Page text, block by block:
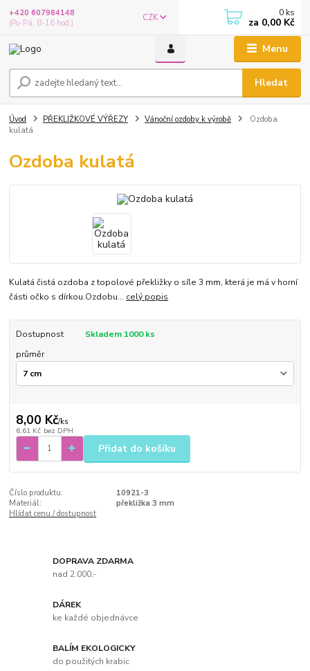
Menu
CZK
Hledat
+420 607984148
(Po-Pá, 8-16 hod.)
0 ks
za 0,00 Kč
Úvod PŘEKLIŽKOVÉ VÝŘEZY Vánoční ozdoby k výrobě
Ozdoba
kulatá
Ozdoba kulatá
Kulatá čistá ozdoba z topolové překližky o síle 3 mm, která je má v horní
části očko s dírkou.Ozdobu... celý popis
Dostupnost
Skladem 1000 ks
průměr
8,00 Kč/ks
6,61 Kč bez DPH
Přidat do košíku
Číslo produktu:
10921-3
Materiál:
překližka 3 mm
Hlídat cenu / dostupnost
DOPRAVA ZDARMA
nad 2.000,-
DÁREK
ke každé objednávce
BALÍM EKOLOGICKY
do použitých krabic